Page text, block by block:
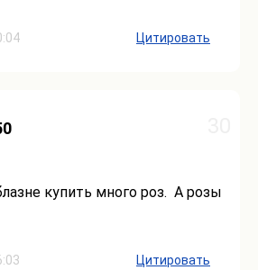
Цитировать
купить много роз. А розы
Цитировать